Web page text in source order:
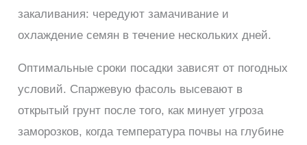
закаливания: чередуют замачивание и
охлаждение семян в течение нескольких дней.
Оптимальные сроки посадки зависят от погодных
условий. Спаржевую фасоль высевают в
открытый грунт после того, как минует угроза
заморозков, когда температура почвы на глубине